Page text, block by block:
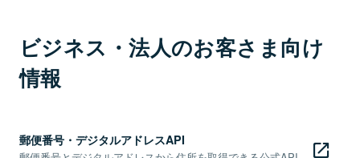
ビジネス・法人のお客さま向け
情報
郵便番号・デジタルアドレスAPI